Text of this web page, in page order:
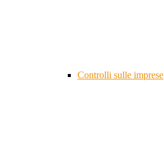
Controlli sulle imprese